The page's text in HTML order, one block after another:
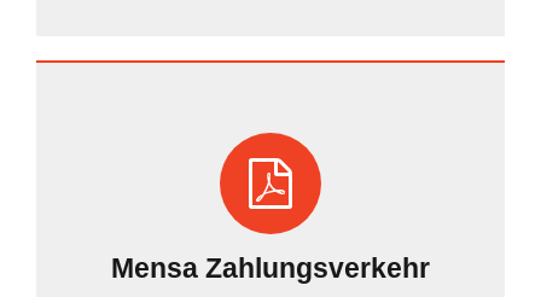
Mensa Zahlungsverkehr